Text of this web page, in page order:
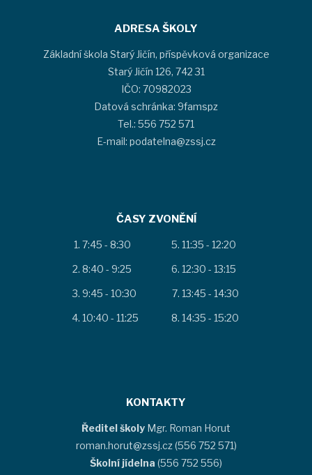
ADRESA ŠKOLY
Základní škola Starý Jičín, příspěvková organizace
Starý Jičín 126, 742 31
IČO: 70982023
Datová schránka: 9famspz
Tel.: 556 752 571
E-mail: podatelna@zssj.cz
ČASY ZVONĚNÍ
7:45 - 8:30
8:40 - 9:25
9:45 - 10:30
10:40 - 11:25
11:35 - 12:20
12:30 - 13:15
13:45 - 14:30
14:35 - 15:20
KONTAKTY
Ředitel školy Mgr. Roman Horut
roman.horut@zssj.cz (556 752 571)
Školní jídelna (556 752 556)